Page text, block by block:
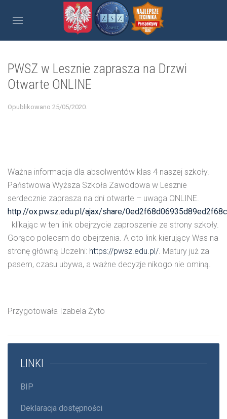
PWSZ w Lesznie zaprasza na Drzwi
Otwarte ONLINE
Opublikowano 25/05/2020.
Ważna informacja dla absolwentów klas 4 naszej szkoły.
Państwowa Wyższa Szkoła Zawodowa w Lesznie
serdecznie zaprasza na dni otwarte – uwaga ONLINE.
http://ox.pwsz.edu.pl/ajax/share/
klikając w ten link obejrzycie zaproszenie ze strony szkoły.
Gorąco polecam do obejrzenia. A oto link kierujący Was na
stronę główną Uczelni: https://pwsz.edu.pl/. Matury już za
pasem, czasu ubywa, a ważne decyzje nikogo nie ominą.
Przygotowała Izabela Żyto
LINKI
BIP
Deklaracja dostępności